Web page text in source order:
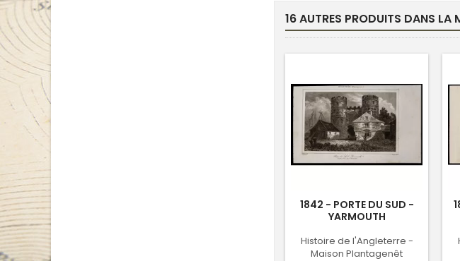
16 AUTRES PRODUITS DANS LA
1842 - PORTE DU SUD -
YARMOUTH
Histoire de l'Angleterre -
Maison Plantagenêt